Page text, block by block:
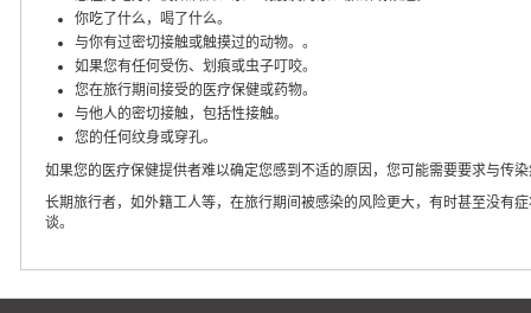
你吃了什么，喝了什么。
与你有过密切接触或触摸过的动物。。
如果您有任何受伤、划痕或虫子叮咬。
您在旅行期间接受的医疗保健或药物。
与他人的密切接触，包括性接触。
您的任何纹身或穿孔。
如果您的医疗保健提供者难以确定您感到不适的原因，您可能需要要求与传
长期旅行者，如外籍工人等，在旅行期间被感染的风险更大，有时甚至没有
谈。